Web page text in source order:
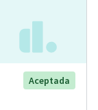
Aceptada